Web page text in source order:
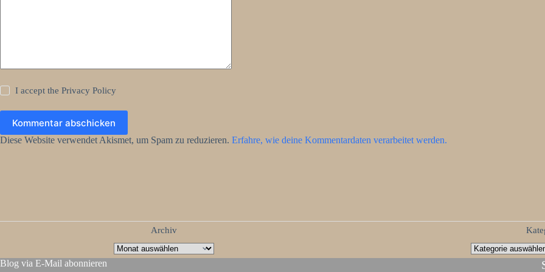
I accept thePrivacy Policy
Kommentar abschicken
Diese Website verwendet Akismet, um Spam zu reduzieren. Erfahre, wie deine Kommentardaten verarbeitet werden.
Archiv
Blog via E-Mail abonnieren